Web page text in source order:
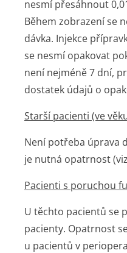
nesmí přesáhnout
Během zobrazení se
dávka. Injekce
se nesmí opakovat
není nejméně 7 dní,
dostatek údajů o
Starší pacienti (ve
Není potřeba úprava
je nutná opatrnost (viz
Pacienti s poruchou
U těchto pacientů se
pacienty. Opatrnost
u pacientů v